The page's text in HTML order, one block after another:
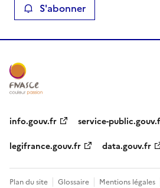
S'abonner
info.gouv.fr
service-
legifrance.gouv.fr
data.gouv.fr
Plan du site Glossaire Mentions légales